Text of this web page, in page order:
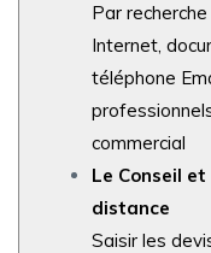
Par
Internet,
téléphone
commercial
Le Conseil
distance
Saisir les